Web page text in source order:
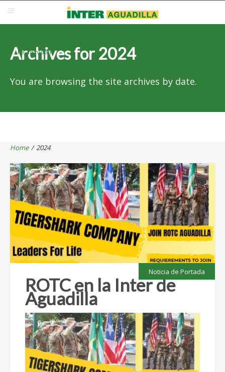
Correo Electrónico
Re-admisión
Archives for 2024
You are browsing the site archives by date.
Home /2024
Noticia de Portada
ROTC en la Inter de
Aguadilla